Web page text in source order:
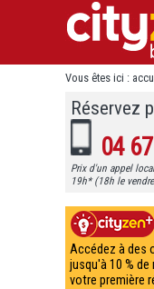
Vous êtes ici :
Réservez
04
Prix d'un appel
19h* (18h le
Accédez à des
jusqu'à 10 %
votre première